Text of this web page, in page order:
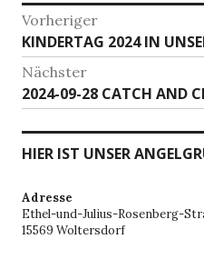
Vorheriger
Vorheriger
Beitrag:
KINDERTAG 2024 IN
Nächster
Nächster
Beitrag:
2024-09-28 CATCH AND
HIER IST UNSER
Adresse
Ethel-und-Julius-Rosenberg-
15569 Woltersdorf